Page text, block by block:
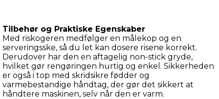
Tilbehør og Praktiske Egenskaber
Med riskogeren medfølger en målekop og en
serveringsske, så du let kan dosere risene korrekt.
Derudover har den en aftagelig non-stick gryde,
hvilket gør rengøringen hurtig og enkel. Sikkerheden
er også i top med skridsikre fødder og
varmebestandige håndtag, der gør det sikkert at
håndtere maskinen, selv når den er varm.